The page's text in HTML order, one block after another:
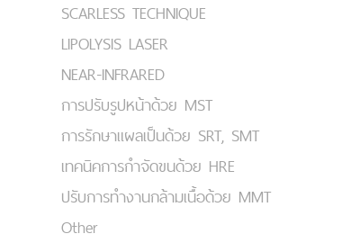
SCARLESS TECHNIQUE
LIPOLYSIS LASER
NEAR-INFRARED
การปรับรูปหน้าด้วย MST
การรักษาแผลเป็นด้วย SRT, SMT
เทคนิคการกำจัดขนด้วย HRE
ปรับการทำงานกล้ามเนื้อด้วย MMT
Other